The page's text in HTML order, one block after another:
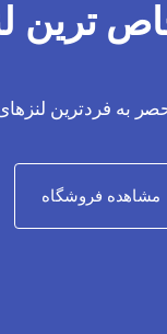
ترین
به فردترین
مشاهده فروشگاه